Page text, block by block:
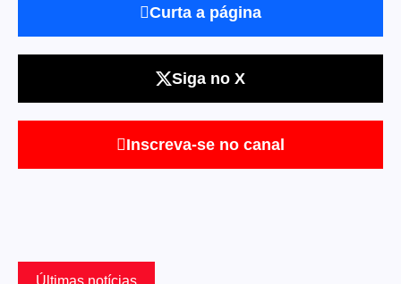
Curta a página
Siga no X
Inscreva-se no canal
Últimas notícias